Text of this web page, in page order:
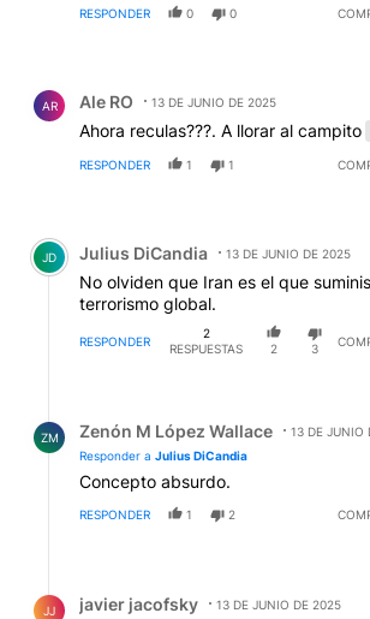
RESPONDER 0 0
AR Ale RO 13 DE JUNIO DE 2025
Ahora reculas???. A llorar al campito
RESPONDER 1 1
Comentario de Julius DiCandia.
JD Julius DiCandia 13 DE JUNIO DE 2025
No olviden que Iran es el que
terrorismo global.
RESPONDER
2
RESPUESTAS
2 3
ZM Zenón M López Wallace
13 DE JUNIO
Responder a Julius DiCandia
Concepto absurdo.
RESPONDER 1 2
JJ javier jacofsky
13 DE JUNIO DE 2025